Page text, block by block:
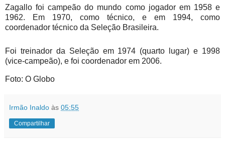
Zagallo foi campeão do mundo como jogador em 1958 e
1962. Em 1970, como técnico, e em 1994, como
coordenador técnico da Seleção Brasileira.
Foi treinador da Seleção em 1974 (quarto lugar) e 1998
(vice-campeão), e foi coordenador em 2006.
Foto: O Globo
Irmão Inaldo às 05:55
Compartilhar